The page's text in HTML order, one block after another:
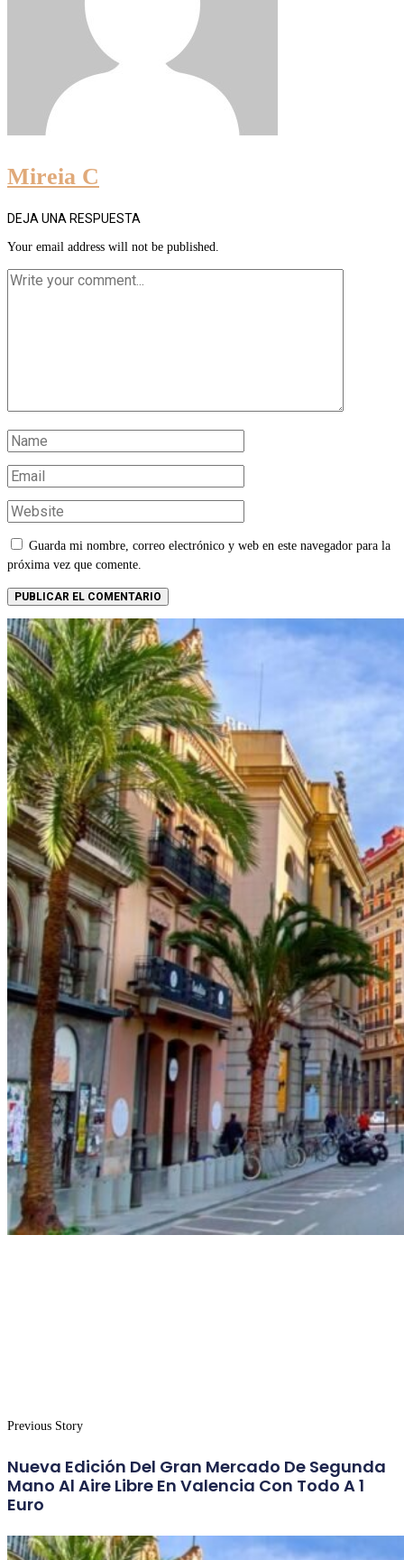
Mireia C
DEJA UNA RESPUESTA
Your email address will not be published.
Guarda mi nombre, correo electrónico y web en este navegador para la
próxima vez que comente.
Previous Story
Nueva Edición Del Gran Mercado De Segunda
Mano Al Aire Libre En Valencia Con Todo A 1
Euro